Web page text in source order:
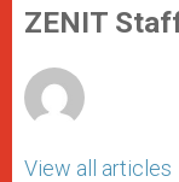
p
p
g
e
o
k
ZENIT
View all articles